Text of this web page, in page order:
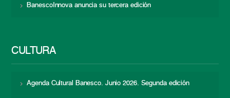
BanescoInnova anuncia su tercera edición
CULTURA
Agenda Cultural Banesco. Junio 2026. Segunda edición